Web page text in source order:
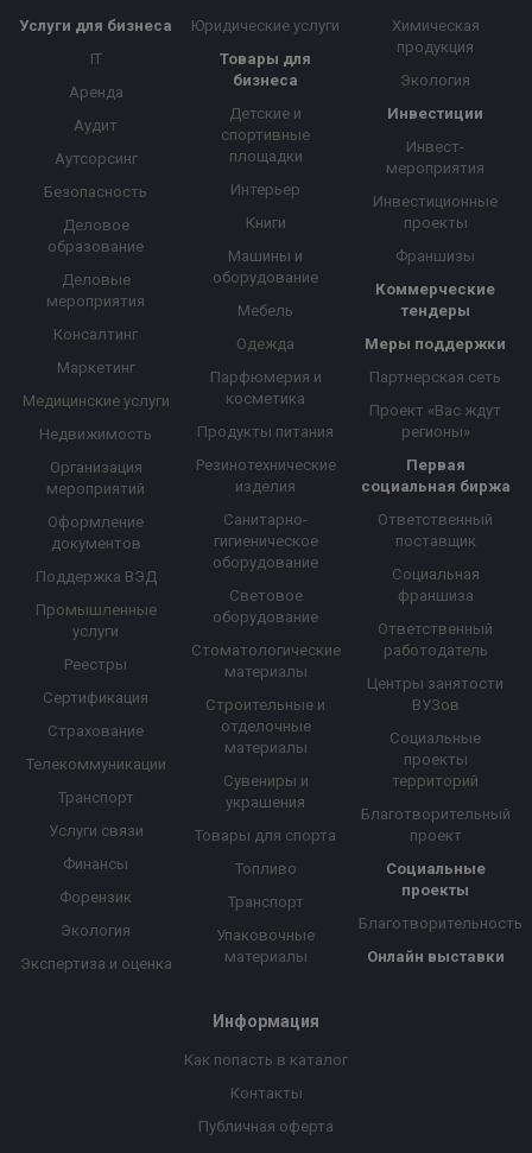
Услуги для бизнеса
IT
Аренда
Аудит
Аутсорсинг
Безопасность
Деловое
образование
Деловые
мероприятия
Консалтинг
Маркетинг
Медицинские услуги
Недвижимость
Организация
мероприятий
Оформление
документов
Поддержка ВЭД
Промышленные
услуги
Реестры
Сертификация
Страхование
Телекоммуникации
Транспорт
Услуги связи
Финансы
Форензик
Экология
Экспертиза и оценка
Юридические услуги
Товары для
бизнеса
Детские и
спортивные
площадки
Интерьер
Книги
Машины и
оборудование
Мебель
Одежда
Парфюмерия и
косметика
Продукты питания
Резинотехнические
изделия
Санитарно-
гигиеническое
оборудование
Световое
оборудование
Стоматологические
материалы
Строительные и
отделочные
материалы
Сувениры и
украшения
Товары для спорта
Топливо
Транспорт
Упаковочные
материалы
Химическая
продукция
Экология
Инвестиции
Инвест-
мероприятия
Инвестиционные
проекты
Франшизы
Коммерческие
тендеры
Меры поддержки
Партнерская сеть
Проект «Вас ждут
регионы»
Первая
социальная биржа
Ответственный
поставщик
Социальная
франшиза
Ответственный
работодатель
Центры занятости
ВУЗов
Социальные
проекты
территорий
Благотворительный
проект
Социальные
проекты
Благотворительность
Онлайн выставки
Информация
Как попасть в каталог
Контакты
Публичная оферта